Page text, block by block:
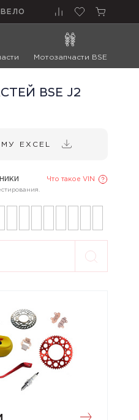
ВЕЛО
Мотозапчасти BSE
BSE J2
EXCEL
Что такое VIN